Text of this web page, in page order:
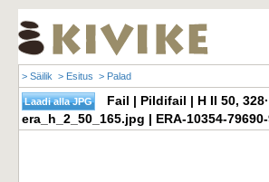
> Säilik > Esitus > Palad
Fail | Pildifail | H II 50,
era_h_2_50_165.jpg | ERA-10354-